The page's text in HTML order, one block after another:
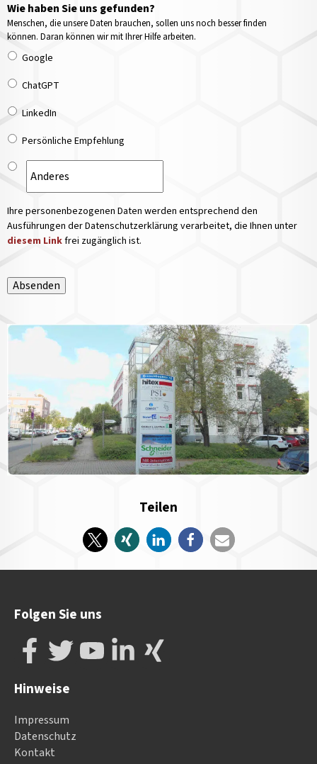
Wie haben Sie uns gefunden?
Menschen, die unsere Daten brauchen, sollen uns noch besser finden
können. Daran können wir mit Ihrer Hilfe arbeiten.
Google
ChatGPT
LinkedIn
Persönliche Empfehlung
Ihre personenbezogenen Daten werden entsprechend den
Ausführungen der Datenschutzerklärung verarbeitet, die Ihnen unter
diesem Linkfrei zugänglich ist.
Absenden
Teilen
Folgen Sie uns
Hinweise
Impressum
Datenschutz
Kontakt